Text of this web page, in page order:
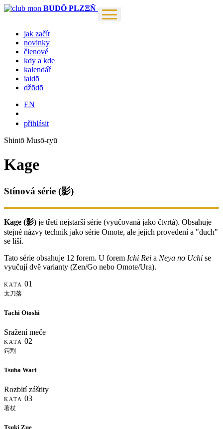
BUDŌ PLZΞŇ
jak začít
novinky
členové
kdy a kde
kalendář
iaidō
džōdō
EN
přihlásit
Shintō Musō-ryū
Kage
Stínová série (影)
Kage (影) je třetí nejstarší série (vyučovaná jako čtvrtá). Obsahuje
stejné názvy technik jako série Omote, ale jejich provedení a "duch"
se liší.
Tato série obsahuje 12 forem. U forem Ichi Rei a Neya no Uchi se
vyučují dvě varianty (Zen/Go nebo Omote/Ura).
KATA 01
太刀落
Tachi Otoshi
Sražení meče
KATA 02
鍔割
Tsuba Wari
Rozbití záštity
KATA 03
著杖
Tsuki Zue